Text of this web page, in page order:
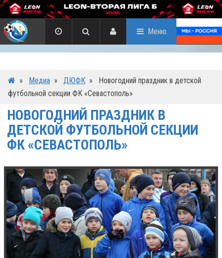
Меню
» Медиа » ДЮФК »
Новогодний праздник в детской
футбольной секции ФК «Севастополь»
НОВОГОДНИЙ ПРАЗДНИК В
ДЕТСКОЙ ФУТБОЛЬНОЙ СЕКЦИИ
ФК «СЕВАСТОПОЛЬ»